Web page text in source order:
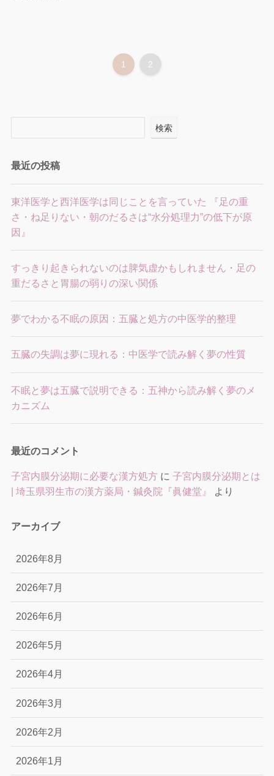
1 2
検索
最近の投稿
東洋医学と西洋医学は同じことを言っていた 『足の重
さ・ね足りない・朝のだるさは“水分処理力”の低下が原
因』
すっきり起きられないのは脾気虚かもしれません・足の
重だるさと胃腸の弱りの深い関係
夢でわかる不眠の原因：五臓と処方の中医学的整理
五臓の失調は夢に現れる：中医学で読み解く夢の性質
不眠と夢は五臓で説明できる：五神から読み解く夢のメ
カニズム
最近のコメント
子宮内膜分泌期に必要な漢方処方に 子宮内膜分泌期とは
| 埼玉県羽生市の漢方薬局・鍼灸院『眞健堂』
より
アーカイブ
2026年8月
2026年7月
2026年6月
2026年5月
2026年4月
2026年3月
2026年2月
2026年1月